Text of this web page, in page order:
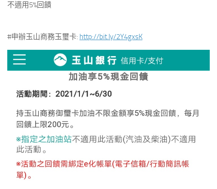
不適用5%回饋
#申辦玉山商務玉璽卡: http://bit.ly/2Y4gxsK